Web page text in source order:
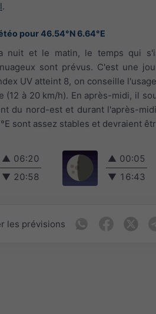
.
pour 46.54°N 6.64°E
nuit et le matin, le temps qui
sont prévus. C'est une
UV atteint 8, on conseille
(12 à 20 km/h). En après-midi, il
du nord-est et durant l'après-
sont assez stables et devraient
▲ 06:20
▼ 20:58
▲ 00:05
▼ 16:43
les prévisions